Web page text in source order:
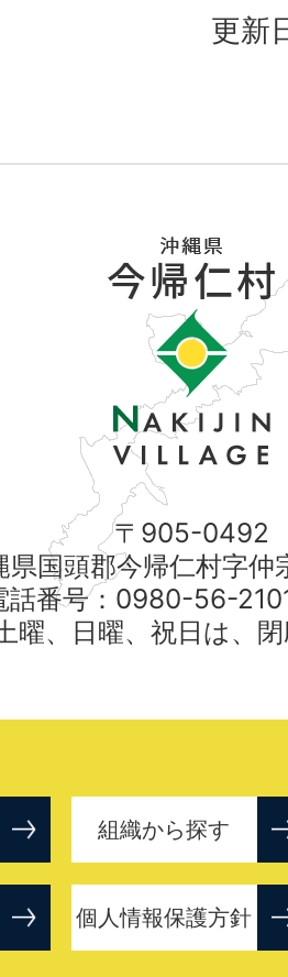
更新
〒905-0492
県国頭郡今帰仁村字仲
話番号：0980-56-
土曜、日曜、祝日は、
組織から探す
個人情報保護方針